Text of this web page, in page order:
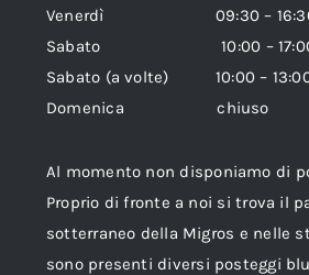
Venerdì 09:30 –
Sabato 10:00 –
Sabato (a volte) 10:00 –
Domenica chiuso
Al momento non disponiamo di
Proprio di fronte a noi si trova il
sotterraneo della Migros e nelle
sono presenti diversi posteggi